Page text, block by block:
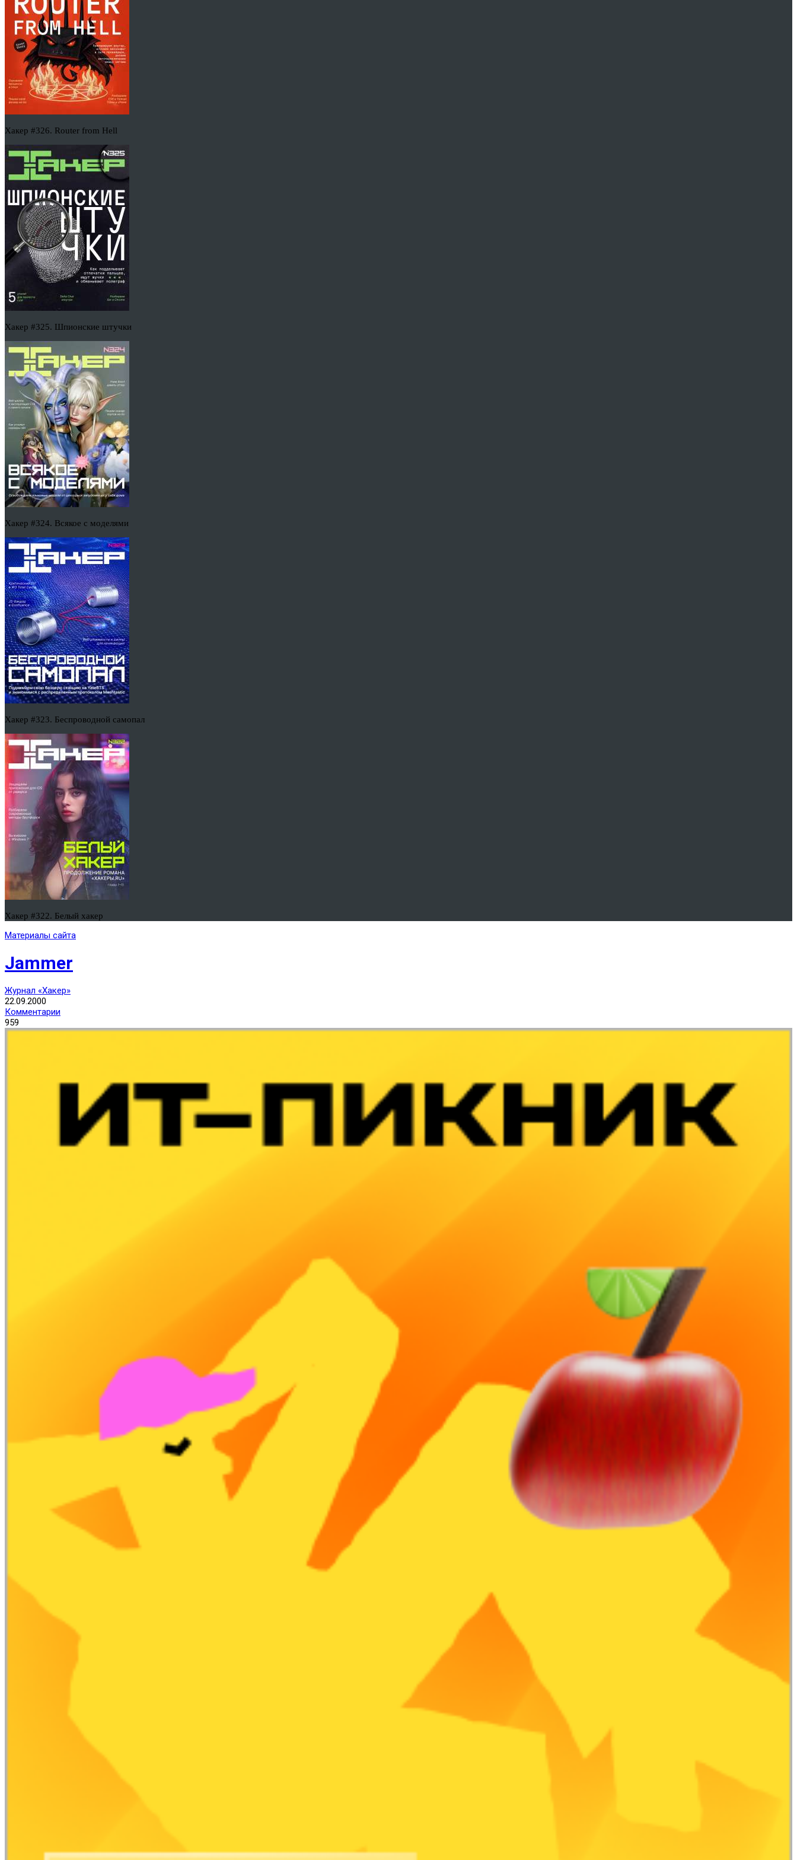
Хакер #326. Router from Hell
Хакер #325. Шпионские штучки
Хакер #324. Всякое с моделями
Хакер #323. Беспроводной самопал
Хакер #322. Белый хакер
Материалы сайта
Jammer
Журнал «Хакер»
22.09.2000
Комментарии
959